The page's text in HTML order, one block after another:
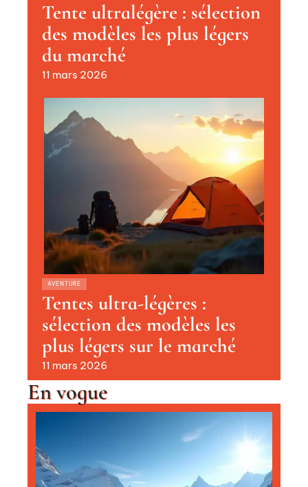
Tente ultralégère : sélection
des modèles les plus légers
du marché
11 mars 2026
AVENTURE
Tentes ultra-légères :
sélection des modèles les
plus légers sur le marché
11 mars 2026
En vogue